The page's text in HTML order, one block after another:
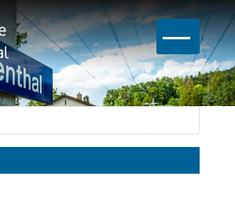
in Teufenthal
Suche